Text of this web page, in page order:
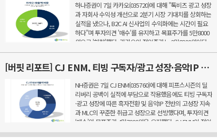
하나증권이 7일 카카오(035720)에 대해 "톡비즈 광고 성장
과 자회사 수익성 개선으로 2분기 시장 기대치를 상회하는
실적을 냈으나, B2C AI 신사업의 수익화에는 시간이 필요
하다"며 투자의견 '매수'를 유지하고 목표주가를 5만8000
원으로 '하향'했다. 카카오의 전일종가는 3만8300원이다.
이준호 하나증권 애널리스트는 2분기 호실적 요...
[버핏 리포트] CJ ENM, 티빙 구독자/광고 성장·음악IP 고성장·MLC 취급고 성장으로 2Q 실적 선방 – NH
NH증권은 7일 CJ ENM(035760)에 대해 피프스시즌의 딜
리버리 공백이 실적에 부담으로 작용했음에도 티빙 구독자
·광고 성장에 따른 흑자전환 및 음악IP 전반의 고성장 지속
과 MLC의 꾸준한 취급고 성장으로 선방했다며, 투자의견
‘매수’와 목표주가 4만7000원을 유지했다. CJ ENM의 전일
종가는 3만4100원이다.이화정 NH증권 애널리스트는 &...